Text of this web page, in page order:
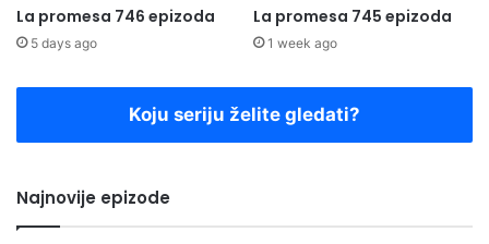
La promesa 746 epizoda
5 days ago
La promesa 745 epizoda
1 week ago
Koju seriju želite gledati?
Najnovije epizode